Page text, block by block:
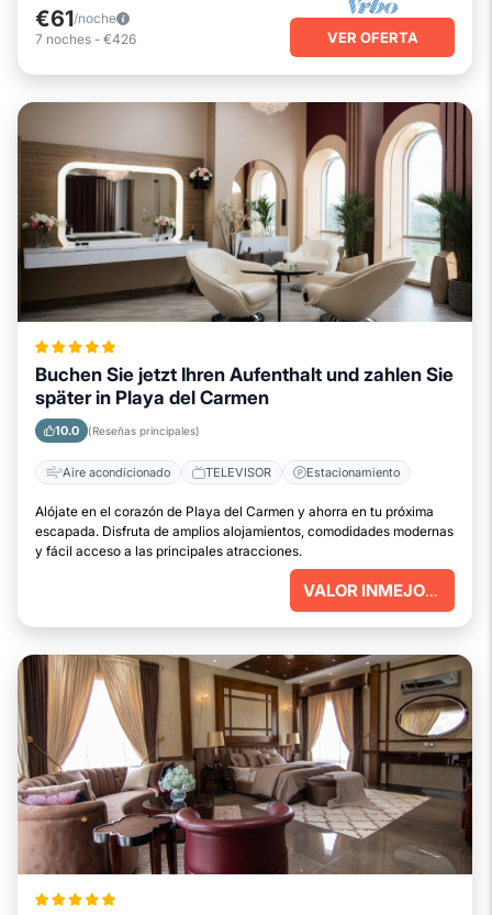
€61/noche
7 noches - €426 VER OFERTA
Buchen Sie jetzt Ihren Aufenthalt und zahlen Sie
später in Playa del Carmen
10.0 (Reseñas principales)
Aire acondicionado TELEVISOR Estacionamiento
Alójate en el corazón de Playa del Carmen y ahorra en tu próxima
escapada. Disfruta de amplios alojamientos, comodidades modernas
y fácil acceso a las principales atracciones.
VALOR INMEJORABLE